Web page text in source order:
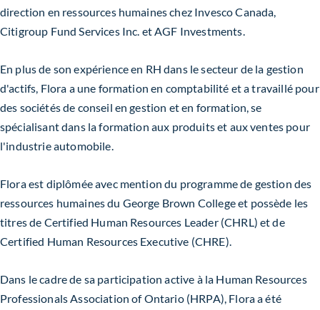
direction en ressources humaines chez Invesco Canada,
Citigroup Fund Services Inc. et AGF Investments.
En plus de son expérience en RH dans le secteur de la gestion
d'actifs, Flora a une formation en comptabilité et a travaillé pour
des sociétés de conseil en gestion et en formation, se
spécialisant dans la formation aux produits et aux ventes pour
l'industrie automobile.
Flora est diplômée avec mention du programme de gestion des
ressources humaines du George Brown College et possède les
titres de Certified Human Resources Leader (CHRL) et de
Certified Human Resources Executive (CHRE).
Dans le cadre de sa participation active à la Human Resources
Professionals Association of Ontario (HRPA), Flora a été